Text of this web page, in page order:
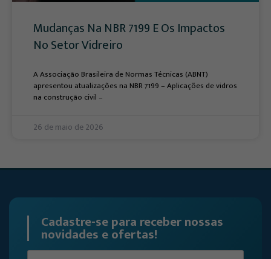
Mudanças Na NBR 7199 E Os Impactos
No Setor Vidreiro
A Associação Brasileira de Normas Técnicas (ABNT)
apresentou atualizações na NBR 7199 – Aplicações de vidros
na construção civil –
26 de maio de 2026
Cadastre-se para receber nossas
novidades e ofertas!